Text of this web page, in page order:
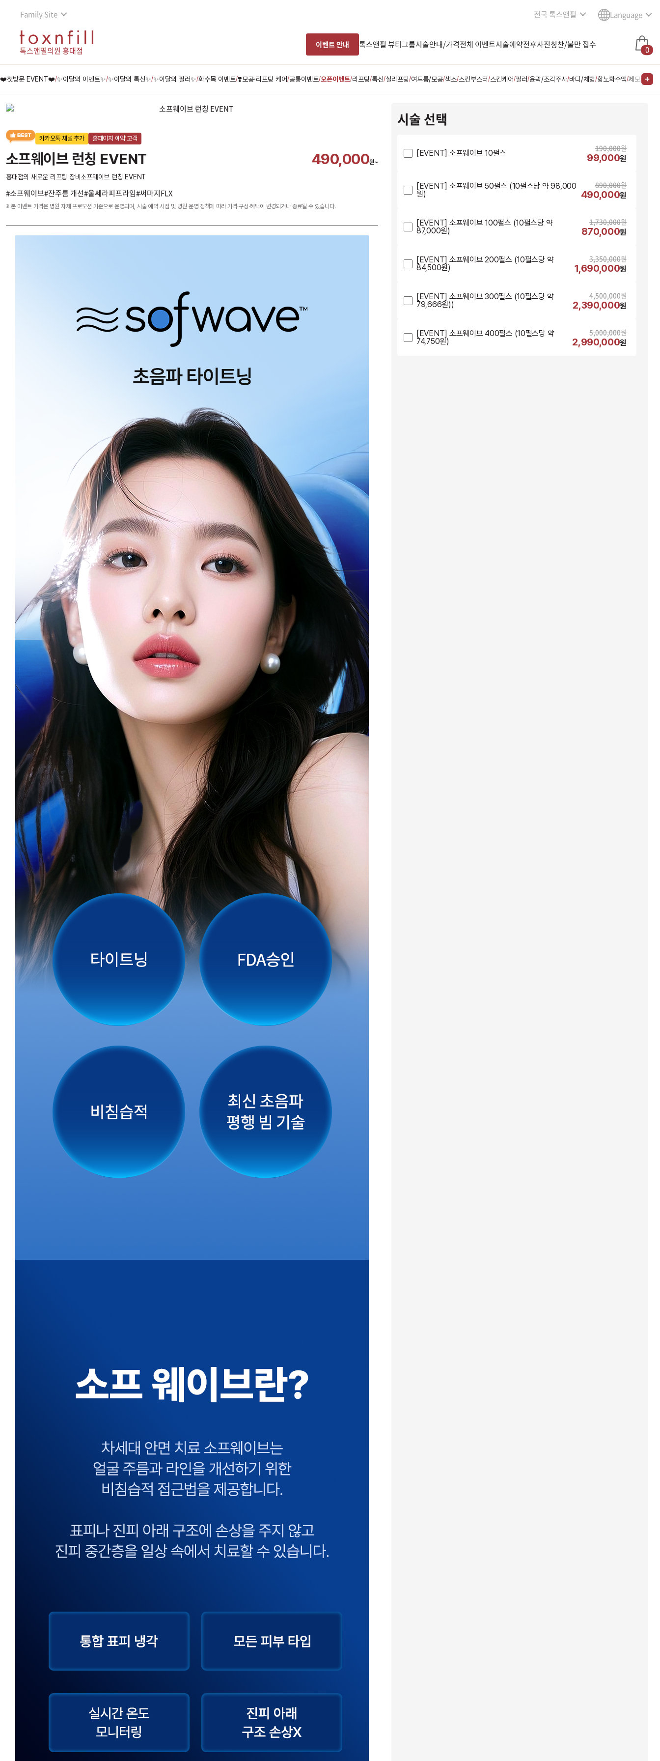
Family Site 전국 톡스앤필 Language
톡스앤필의원 홍대점
이벤트 안내 톡스앤필 뷰티그룹시술안내/가격전체 이벤트시술예약전후사진칭찬/불만 접수 0
❤️첫방문 EVENT❤️/✨이달의 이벤트✨/✨이달의 톡신✨/✨이달의 필러✨/화수목 이벤트/❣️모공·리프팅 케어/공통이벤트/오픈이벤트/리프팅/톡신/실리프팅/여드름/모공/색소/스킨부스터 /스킨케어/필러/윤곽/조각주사/바디/체형/항노화수액/제모/ 다이
카카오톡 채널 추가 홈페이지 예약 고객
소프웨이브 런칭 EVENT 490,000원~
홍대점의 새로운 리프팅 장비소프웨이브 런칭 EVENT
#소프웨이브#잔주름 개선#울쎄라피프라임#써마지FLX
※ 본 이벤트 가격은 병원 자체 프로모션 기준으로 운영되며, 시술 예약 시점 및 병원 운영 정책에 따라 가격·구성·혜택이 변경되거나 종료될 수 있습니다.
시술 선택
[EVENT] 소프웨이브 10펄스 190,000원
99,000원
[EVENT] 소프웨이브 50펄스 (10펄스당 약 98,000
원)
890,000원
490,000원
[EVENT] 소프웨이브 100펄스 (10펄스당 약
87,000원)
1,730,000원
870,000원
[EVENT] 소프웨이브 200펄스 (10펄스당 약
84,500원)
3,350,000원
1,690,000원
[EVENT] 소프웨이브 300펄스 (10펄스당 약
79,666원))
4,500,000원
2,390,000원
[EVENT] 소프웨이브 400펄스 (10펄스당 약
74,750원)
5,000,000원
2,990,000원